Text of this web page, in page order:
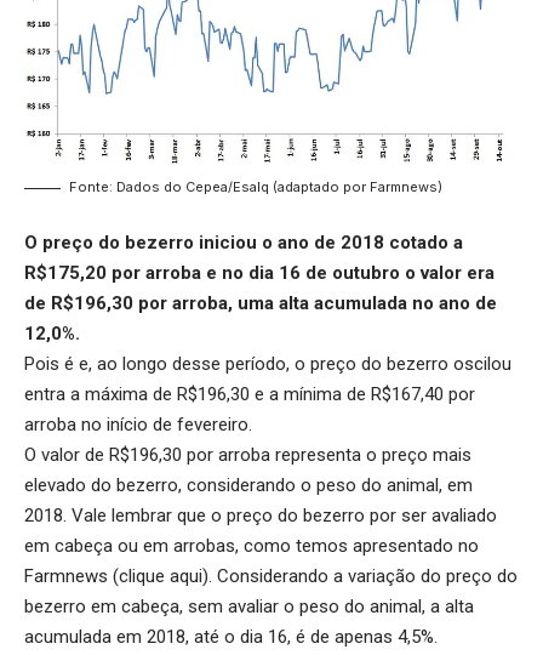
Fonte: Dados do Cepea/Esalq (adaptado por Farmnews)
O preço do bezerro iniciou o ano de 2018 cotado a
R$175,20 por arroba e no dia 16 de outubro o valor era
de R$196,30 por arroba, uma alta acumulada no ano de
12,0%.
Pois é e, ao longo desse período, o preço do bezerro oscilou
entra a máxima de R$196,30 e a mínima de R$167,40 por
arroba no início de fevereiro.
O valor de R$196,30 por arroba representa o preço mais
elevado do bezerro, considerando o peso do animal, em
2018. Vale lembrar que o preço do bezerro por ser avaliado
em cabeça ou em arrobas, como temos apresentado no
Farmnews (clique aqui). Considerando a variação do preço do
bezerro em cabeça, sem avaliar o peso do animal, a alta
acumulada em 2018, até o dia 16, é de apenas 4,5%.